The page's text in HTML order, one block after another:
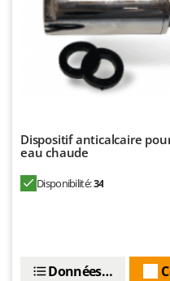
Zomax
Dispositif anticalcaire
eau chaude
Disponibilité:34
Données techniques